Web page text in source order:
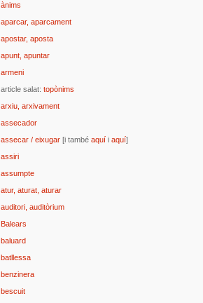
ànims
aparcar, aparcament
apostar, aposta
apunt, apuntar
armeni
article salat: topònims
arxiu, arxivament
assecador
assecar / eixugar [i també aquí i aquí]
assiri
assumpte
atur, aturat, aturar
auditori, auditòrium
Balears
baluard
batllessa
benzinera
bescuit